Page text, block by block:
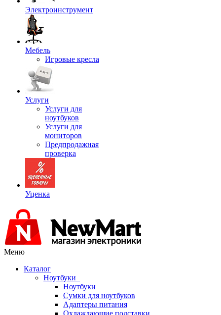
Электроинструмент
Мебель
Игровые кресла
Услуги
Услуги для
ноутбуков
Услуги для
мониторов
Предпродажная
проверка
Уценка
Меню
Каталог
Ноутбуки
Ноутбуки
Сумки для ноутбуков
Адаптеры питания
Охлаждающие подставки